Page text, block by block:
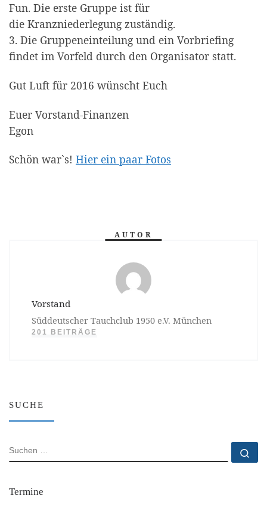
Fun. Die erste Gruppe ist für
die Kranzniederlegung zuständig.
3. Die Gruppeneinteilung und ein Vorbriefing
findet im Vorfeld durch den Organisator statt.
Gut Luft für 2016 wünscht Euch
Euer Vorstand-Finanzen
Egon
Schön war`s! Hier ein paar Fotos
AUTOR
Vorstand
Süddeutscher Tauchclub 1950 e.V. München
201 BEITRÄGE
SUCHE
SUCHE
Termine